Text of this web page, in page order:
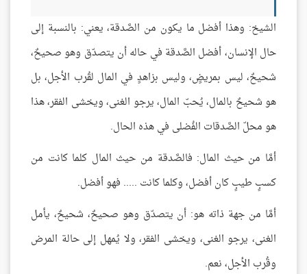
الشيخ: وهذا أفضل ما يكون من الصَّدقة، يعني: بالنسبة إلى
حال الإنسان، أفضل الصَّدقة في حاله أن يتصدّق وهو صحيحٌ،
شحيحٌ، ليس بمريضٍ، وليس بزاهدٍ في المال لقُرب الأجل، بل
هو شحيحٌ بالمال، يُحبّ المال، يرجو الغنى، ويخشى الفقر، هذا
هو محلّ الصَّدقات الفُضلى في هذه الحال.
أمَّا من حيث المال: فالصَّدقة من حيث المال كلما كانت من
كسبٍ طيبٍ كان أفضل، وكلما كانت ..... فهو أفضل.
أمَّا من جهة ذاته هو: أن يتصدّق وهو صحيحٌ، شحيحٌ، يأمل
الغنى، يرجو الغنى، ويخشى الفقر، ولا يُمهل إلى حالة المرض
وقُرب الأجل، نعم.